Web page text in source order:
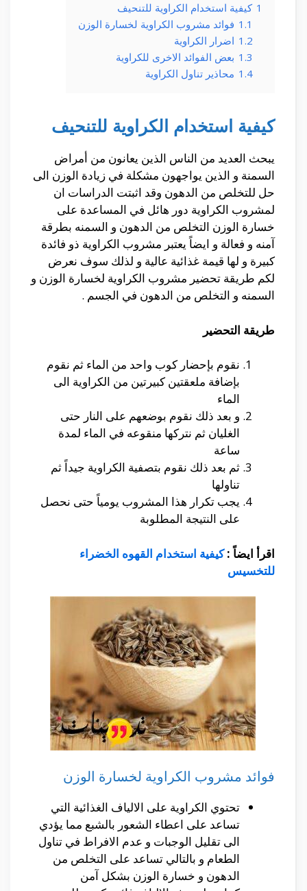
1 كيفية استخدام الكراوية للتنحيف
1.1 فوائد مشروب الكراوية لخسارة الوزن
1.2 اضرار الكراوية
1.3 بعض الفوائد الاخرى للكراوية
1.4 محاذير تناول الكراوية
كيفية استخدام الكراوية للتنحيف
يبحث العديد من الناس الذين يعانون من أمراض
السمنة و الذين يواجهون مشكلة في زيادة الوزن الى
حل للتخلص من الدهون وقد اثبتت الدراسات ان
لمشروب الكراوية دور هائل في المساعدة على
خسارة الوزن التخلص من الدهون و السمنه بطرقة
آمنه و فعالة و ايضاً يعتبر مشروب الكراوية ذو فائدة
كبيرة و لها قيمة غذائية عالية و لذلك سوف نعرض
لكم طريقة تحضير مشروب الكراوية لخسارة الوزن و
السمنه و التخلص من الدهون في الجسم .
طريقة التحضير
نقوم بإحضار كوب واحد من الماء ثم نقوم
بإضافة ملعقتين كبيرتين من الكراوية الى
الماء
و بعد ذلك نقوم بوضعهم على النار حتى
الغليان ثم نتركها منقوعه في الماء لمدة
ساعة
ثم بعد ذلك نقوم بتصفية الكراوية جيداً ثم
تناولها
يجب تكرار هذا المشروب يومياً حتى نحصل
على النتيجة المطلوبة
اقرأ ايضاً :كيفية استخدام القهوه الخضراء
للتخسيس
فوائد مشروب الكراوية لخسارة الوزن
تحتوي الكراوية على الالياف الغذائية التي
تساعد على اعطاء الشعور بالشبع مما يؤدي
الى تقليل الوجبات و عدم الافراط في تناول
الطعام و بالتالي تساعد على التخلص من
الدهون و خسارة الوزن بشكل آمن